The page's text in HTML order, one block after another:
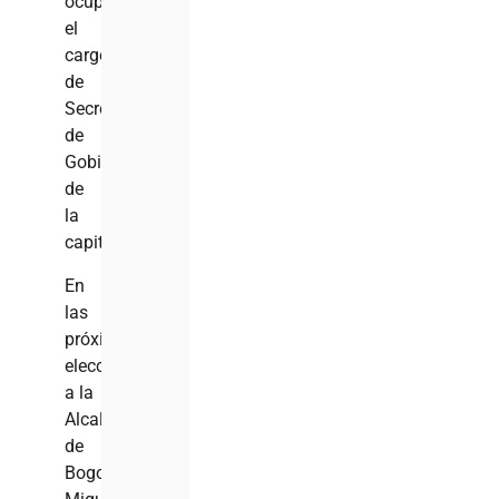
el
cargo
de
Secretario
de
Gobierno
de
la
capital.
En
las
próximas
elecciones
a la
Alcaldía
de
Bogotá,